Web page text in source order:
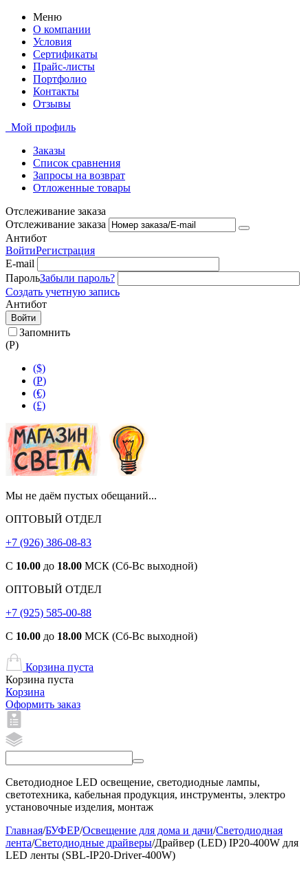
Меню
О компании
Условия
Сертификаты
Прайс-листы
Портфолио
Контакты
Отзывы
Мой профиль
Заказы
Список сравнения
Запросы на возврат
Отложенные товары
Отслеживание заказа
Отслеживание заказа
Антибот
ВойтиРегистрация
E-mail
ПарольЗабыли пароль?
Создать учетную запись
Антибот
Войти
Запомнить
(Р)
($)
(Р)
(€)
(£)
Мы не даём пустых обещаний...
ОПТОВЫЙ ОТДЕЛ
+7 (926) 386-08-83
С 10.00 до 18.00 МСК (Сб-Вс выходной)
ОПТОВЫЙ ОТДЕЛ
+7 (925) 585-00-88
С 10.00 до 18.00 МСК (Сб-Вс выходной)
Корзина пуста
Корзина пуста
Корзина
Оформить заказ
Светодиодное LED освещение, светодиодные лампы,
светотехника, кабельная продукция, инструменты, электро
установочные изделия, монтаж
Главная/БУФЕР/Освещение для дома и дачи/Светодиодная
лента/Светодиодные драйверы/Драйвер (LED) IP20-400W для
LED ленты (SBL-IP20-Driver-400W)